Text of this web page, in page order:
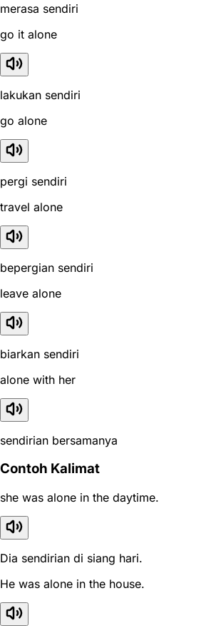
merasa sendiri
go it alone
lakukan sendiri
go alone
pergi sendiri
travel alone
bepergian sendiri
leave alone
biarkan sendiri
alone with her
sendirian bersamanya
Contoh Kalimat
she was alone in the daytime.
Dia sendirian di siang hari.
He was alone in the house.